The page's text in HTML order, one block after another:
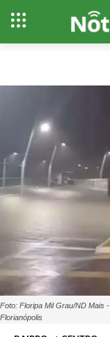
Foto: Floripa Mil Grau/ND Mais
Florianópolis